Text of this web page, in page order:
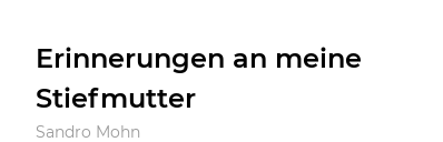
Erinnerungen an meine
Stiefmutter
Sandro Mohn